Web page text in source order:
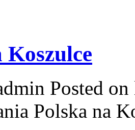
Koszulce
Posted
Polska na